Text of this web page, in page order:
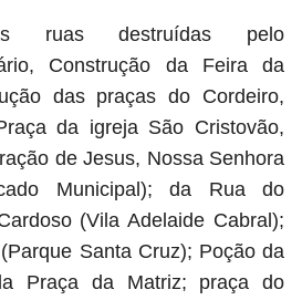
ruas destruídas pelo
Construção da Feira da
das praças do Cordeiro,
da igreja São Cristovão,
de Jesus, Nossa Senhora
Municipal); da Rua do
(Vila Adelaide Cabral);
Santa Cruz); Poção da
Praça da Matriz; praça do